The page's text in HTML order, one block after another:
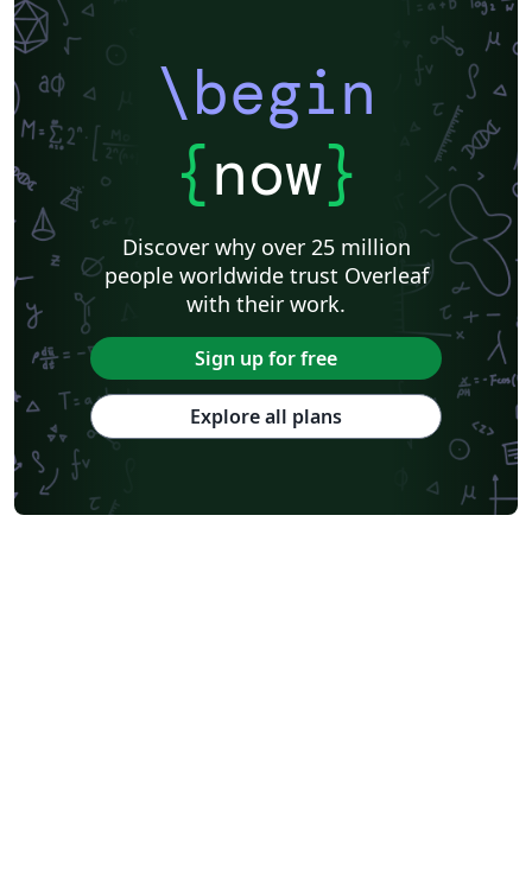
\begin
{now}
Discover why over 25 million
people worldwide trust Overleaf
with their work.
Sign up for free
Explore all plans